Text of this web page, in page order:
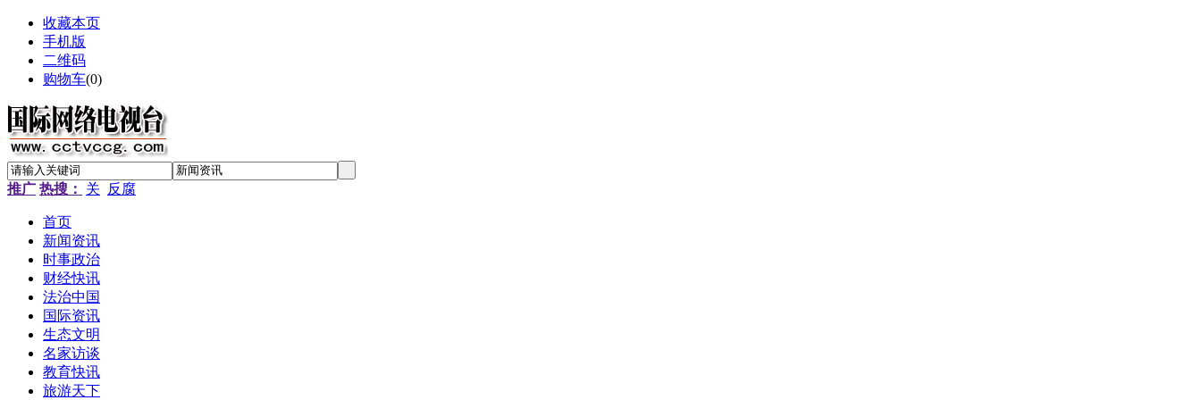
收藏本页
手机版
二维码
购物车(0)
推广 热搜： 关 反腐
首页
新闻资讯
时事政治
财经快讯
法治中国
国际资讯
生态文明
名家访谈
教育快讯
旅游天下